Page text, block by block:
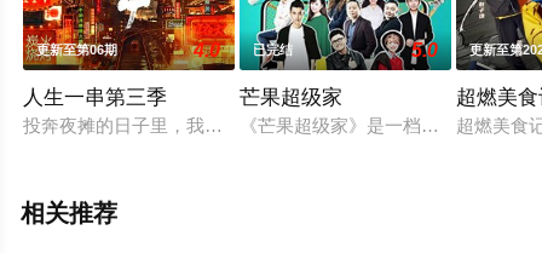
更新至第06期 4.0
人生一串第三季
投奔夜摊的日子里，我们吃了诱人的肉，喝了醉人的酒，听了
已完结 5.0
芒果超级家
《芒果超级家》是一档家装改造综
更新至第
超燃美
超燃美食
相关推荐